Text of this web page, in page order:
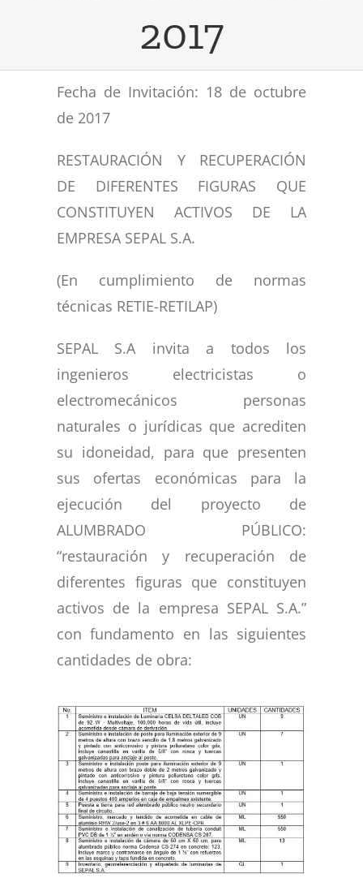
Objeto Social
Naturaleza Jurídica
Valores Corporativos
Smart City
Electrificación rural
Alumbrado navideño
Smart Vita
TRANSPARENCIA
Plan anual de alumbrado
MAPA DE LUCES
2017
Fecha de Invitación: 18 de octubre
de 2017
RESTAURACIÓN Y RECUPERACIÓN
DE DIFERENTES FIGURAS QUE
CONSTITUYEN ACTIVOS DE LA
EMPRESA SEPAL S.A.
(En cumplimiento de normas
técnicas RETIE-RETILAP)
SEPAL S.A invita a todos los
ingenieros electricistas o
electromecánicos personas
naturales o jurídicas que acrediten
su idoneidad, para que presenten
sus ofertas económicas para la
ejecución del proyecto de
ALUMBRADO PÚBLICO:
“restauración y recuperación de
diferentes figuras que constituyen
activos de la empresa SEPAL S.A.”
con fundamento en las siguientes
cantidades de obra: